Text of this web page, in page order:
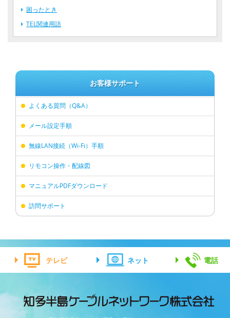
困ったとき
TEL関連用語
お客様サポート
よくある質問（Q&A）
メール設定手順
無線LAN接続（Wi-Fi）手順
リモコン操作・配線図
マニュアルPDFダウンロード
訪問サポート
テレビ ネット 電話